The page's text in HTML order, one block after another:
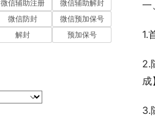
一
1.
2.
成】
3.
微信辅助注册
微信辅助解封
微信防封
微信预加保号
解封 预加保号